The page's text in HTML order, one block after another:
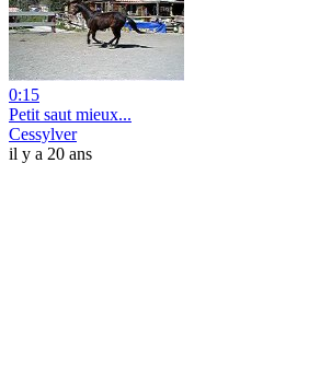
0:15
Petit saut mieux...
Cessylver
il y a 20 ans